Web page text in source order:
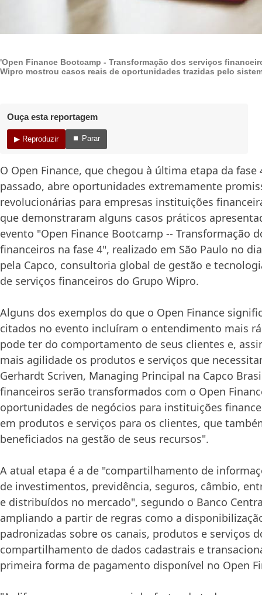
'Open Finance Bootcamp - Transformação dos serviços
Wipro mostrou casos reais de oportunidades trazidas pelo
Ouça esta reportagem
▶ Reproduzir ⏹ Parar
O Open Finance, que chegou à última etapa da
passado, abre oportunidades extremamente
revolucionárias para empresas instituições
que demonstraram alguns casos práticos
evento "Open Finance Bootcamp -- Transformação
financeiros na fase 4", realizado em São Paulo no
pela Capco, consultoria global de gestão e
de serviços financeiros do Grupo Wipro.
Alguns dos exemplos do que o Open Finance
citados no evento incluíram o entendimento mais
pode ter do comportamento de seus clientes e,
mais agilidade os produtos e serviços que
Gerhardt Scriven, Managing Principal na Capco
financeiros serão transformados com o Open
oportunidades de negócios para instituições
em produtos e serviços para os clientes, que
beneficiados na gestão de seus recursos".
A atual etapa é a de "compartilhamento de
de investimentos, previdência, seguros, câmbio,
e distribuídos no mercado", segundo o Banco
ampliando a partir de regras como a
padronizadas sobre os canais, produtos e serviços
compartilhamento de dados cadastrais e
primeira forma de pagamento disponível no Open